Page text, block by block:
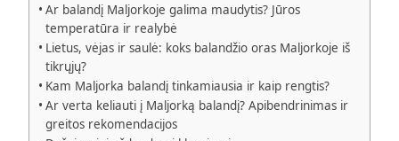
Ar balandį Maljorkoje galima maudytis? Jūros
temperatūra ir realybė
Lietus, vėjas ir saulė: koks balandžio oras Maljorkoje iš
tikrųjų?
Kam Maljorka balandį tinkamiausia ir kaip rengtis?
Ar verta keliauti į Maljorką balandį? Apibendrinimas ir
greitos rekomendacijos